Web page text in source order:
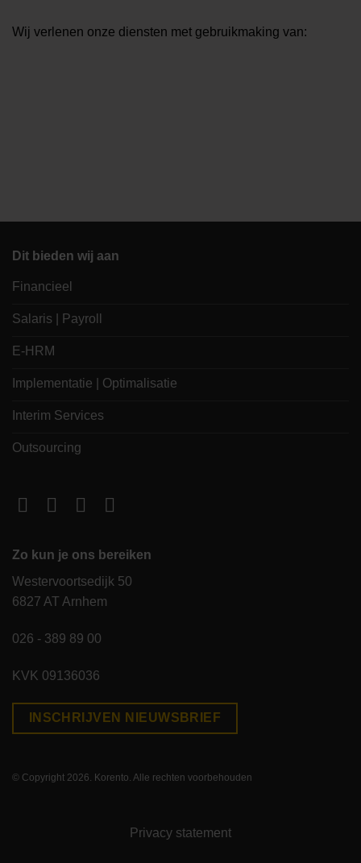
Wij verlenen onze diensten met gebruikmaking van:
Dit bieden wij aan
Financieel
Salaris | Payroll
E-HRM
Implementatie | Optimalisatie
Interim Services
Outsourcing
Zo kun je ons bereiken
Westervoortsedijk 50
6827 AT Arnhem
026 - 389 89 00
KVK 09136036
INSCHRIJVEN NIEUWSBRIEF
© Copyright 2026. Korento. Alle rechten voorbehouden
Privacy statement